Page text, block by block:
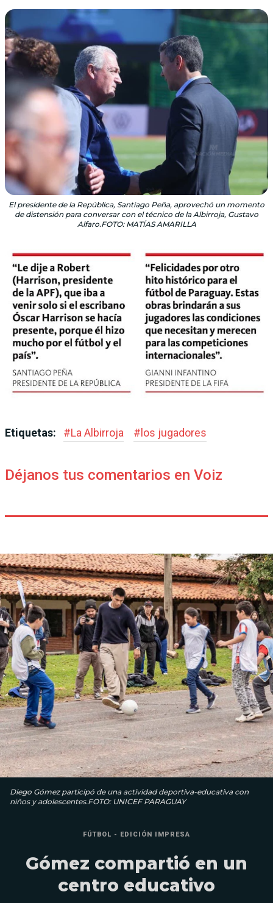
El presidente de la República, Santiago Peña, aprovechó un momento
de distensión para conversar con el técnico de la Albirroja, Gustavo
Alfaro.FOTO: MATÍAS AMARILLA
Etiquetas: #La Albirroja # los jugadores
Déjanos tus comentarios en Voiz
Diego Gómez participó de una actividad deportiva-educativa con
niños y adolescentes.FOTO: UNICEF PARAGUAY
FÚTBOL - EDICIÓN IMPRESA
Gómez compartió en un
centro educativo